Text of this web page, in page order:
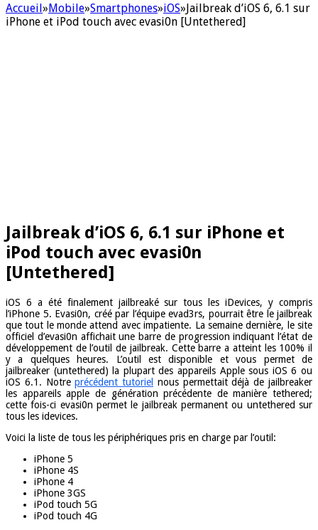
Accueil»Mobile»Smartphones»iOS»Jailbreak d’iOS 6, 6.1 sur
iPhone et iPod touch avec evasi0n [Untethered]
Jailbreak d’iOS 6, 6.1 sur iPhone et
iPod touch avec evasi0n
[Untethered]
iOS 6 a été finalement jailbreaké sur tous les iDevices, y compris
l’iPhone 5. Evasi0n, créé par l’équipe evad3rs, pourrait être le jailbreak
que tout le monde attend avec impatiente. La semaine dernière, le site
officiel d’evasi0n affichait une barre de progression indiquant l’état de
développement de l’outil de jailbreak. Cette barre a atteint les 100% il
y a quelques heures. L’outil est disponible et vous permet de
jailbreaker (untethered) la plupart des appareils Apple sous iOS 6 ou
iOS 6.1. Notreprécédent tutoriel nous permettait déjà de jailbreaker
les appareils apple de génération précédente de manière tethered;
cette fois-ci evasi0n permet le jailbreak permanent ou untethered sur
tous les idevices.
Voici la liste de tous les périphériques pris en charge par l’outil:
iPhone 5
iPhone 4S
iPhone 4
iPhone 3GS
iPod touch 5G
iPod touch 4G